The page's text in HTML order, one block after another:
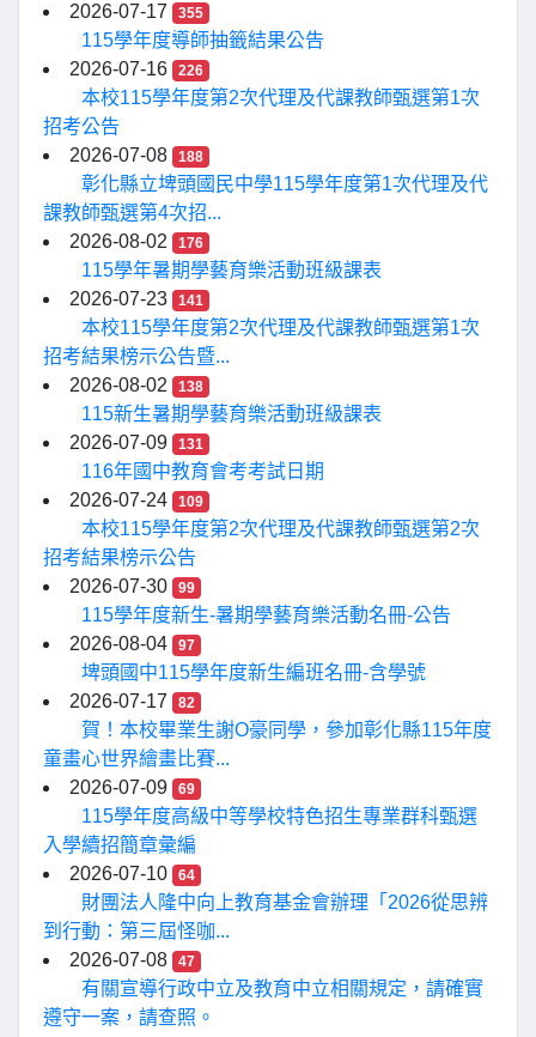
2026-07-17
355
115學年度導師抽籤結果公告
2026-07-16
226
本校115學年度第2次代理及代課教師甄選第1次
招考公告
2026-07-08
188
彰化縣立埤頭國民中學115學年度第1次代理及代
課教師甄選第4次招...
2026-08-02
176
115學年暑期學藝育樂活動班級課表
2026-07-23
141
本校115學年度第2次代理及代課教師甄選第1次
招考結果榜示公告暨...
2026-08-02
138
115新生暑期學藝育樂活動班級課表
2026-07-09
131
116年國中教育會考考試日期
2026-07-24
109
本校115學年度第2次代理及代課教師甄選第2次
招考結果榜示公告
2026-07-30
99
115學年度新生-暑期學藝育樂活動名冊-公告
2026-08-04
97
埤頭國中115學年度新生編班名冊-含學號
2026-07-17
82
賀！本校畢業生謝O豪同學，參加彰化縣115年度
童畫心世界繪畫比賽...
2026-07-09
69
115學年度高級中等學校特色招生專業群科甄選
入學續招簡章彙編
2026-07-10
64
財團法人隆中向上教育基金會辦理「2026從思辨
到行動：第三屆怪咖...
2026-07-08
47
有關宣導行政中立及教育中立相關規定，請確實
遵守一案，請查照。